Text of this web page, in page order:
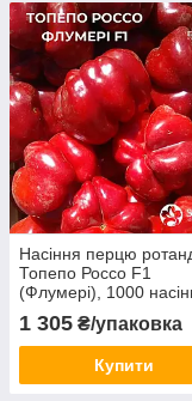
Насіння перцю
Топепо Россо F1
(Флумері), 1000
1 305 ₴/упаковка
Купити